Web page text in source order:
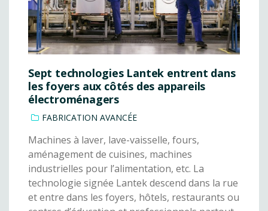
Sept technologies Lantek entrent dans
les foyers aux côtés des appareils
électroménagers
FABRICATION AVANCÉE
Machines à laver, lave-vaisselle, fours,
aménagement de cuisines, machines
industrielles pour l’alimentation, etc. La
technologie signée Lantek descend dans la rue
et entre dans les foyers, hôtels, restaurants ou